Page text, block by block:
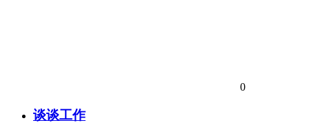
0
谈谈工作